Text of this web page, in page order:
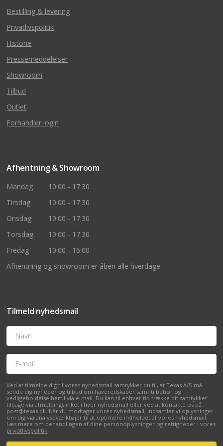
Bestilling & levering
Privatlivspolitik
Historie
Pressemeddelelser
Showroom
Tilbud
Outlet
Forhandler login
Afhentning & Showroom
Mandag
10:00 - 17:30
Tirsdag
10:00 - 17:30
Onsdag
10:00 - 17:30
Torsdag
10:00 - 17:30
Fredag
10:00 - 16:00
Afhentning og showroom er åben alle hverdage
Tilmeld nyhedsmail
Navn
E-mail
Ved at tilmelde dig til vores nyhedsmail samtykker du til, at Texas A/S må
sende dig nyheder og tilbud om haveredskaber samt tilbehør og
vedligeholdelse hertil via e-mail. Du kan til enhver tid trække dit samtykket
tilbage via afmeldingslinket i hver nyhedsmail eller ved at kontakte os på
post@texas.dk. Når du modtager vores nyhedsmail, indsamler vi oplysninger
om dig via analyseværktøjer til at optimere indholdet af vores nyhedsmail.
Læs mere om behandlingen af dine personoplysninger og rettigheder i vores
privatlivspolitik